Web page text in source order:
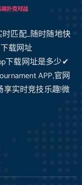
匹配_随时随地快
载网址
下载网址是多少✔
APP,官网
实时竞技乐趣!微